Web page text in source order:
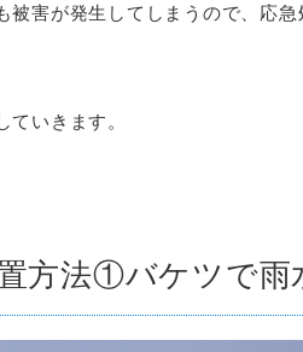
被害が発生してしまうので、応
いきます。
方法①バケツで雨